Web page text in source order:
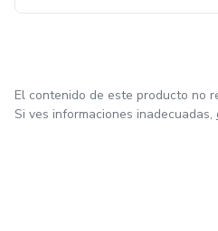
El contenido de este producto no
Si ves informaciones inadecuadas,